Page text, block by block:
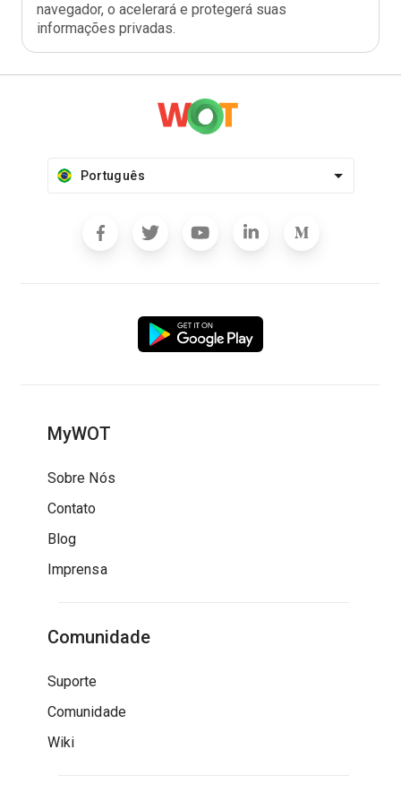
navegador, o acelerará e protegerá suas
informações privadas.
Português
MyWOT
Sobre Nós
Contato
Blog
Imprensa
Comunidade
Suporte
Comunidade
Wiki